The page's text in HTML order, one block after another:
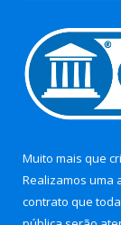
Muito mais que
Realizamos uma
contrato que